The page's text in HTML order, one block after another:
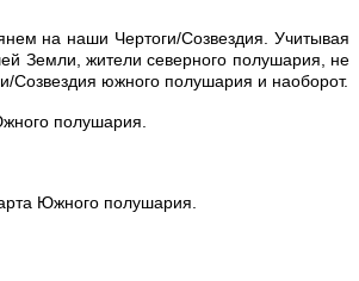
на наши Чертоги/Созвездия. Учитывая
Земли, жители северного полушария, не
Созвездия южного полушария и наоборот.
полушария.
Южного полушария.